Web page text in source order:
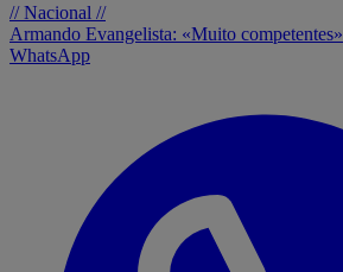
// Nacional //
Armando Evangelista: «Muito competentes»
WhatsApp